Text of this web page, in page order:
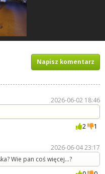
Napisz komentarz
2026-06-02 18:46
2
1
2026-06-04 23:17
Wie pan coś więcej...?